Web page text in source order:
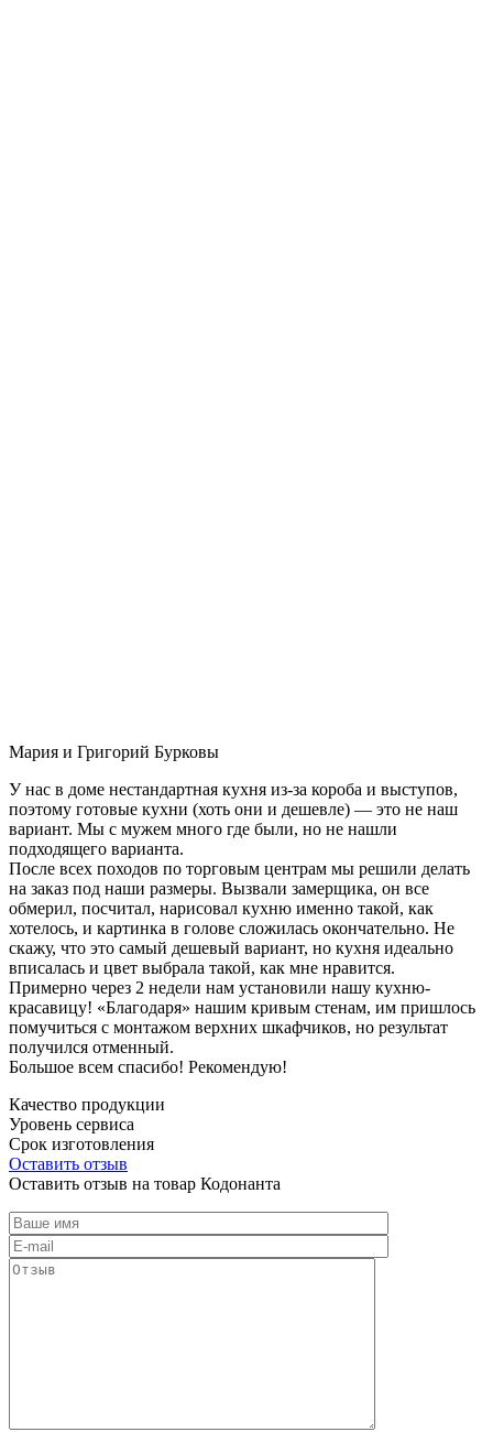
Мария и Григорий Бурковы
У нас в доме нестандартная кухня из-за короба и выступов,
поэтому готовые кухни (хоть они и дешевле) — это не наш
вариант. Мы с мужем много где были, но не нашли
подходящего варианта.
После всех походов по торговым центрам мы решили делать
на заказ под наши размеры. Вызвали замерщика, он все
обмерил, посчитал, нарисовал кухню именно такой, как
хотелось, и картинка в голове сложилась окончательно. Не
скажу, что это самый дешевый вариант, но кухня идеально
вписалась и цвет выбрала такой, как мне нравится.
Примерно через 2 недели нам установили нашу кухню-
красавицу! «Благодаря» нашим кривым стенам, им пришлось
помучиться с монтажом верхних шкафчиков, но результат
получился отменный.
Большое всем спасибо! Рекомендую!
Качество продукции
Уровень сервиса
Срок изготовления
Оставить отзыв
Оставить отзыв на товар Кодонанта